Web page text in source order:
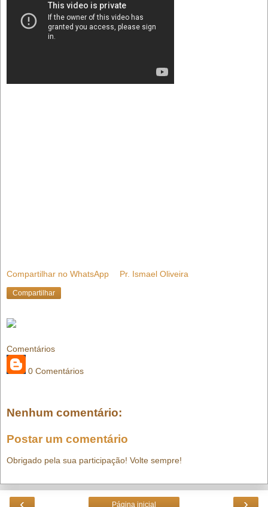
Compartilhar no WhatsApp Pr. Ismael Oliveira
Compartilhar
Comentários
0 Comentários
Nenhum comentário:
Postar um comentário
Obrigado pela sua participação! Volte sempre!
Página inicial